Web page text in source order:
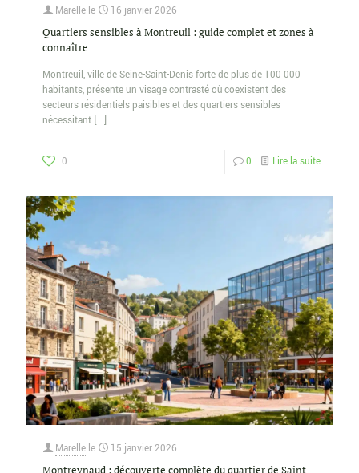
Marelle le 16 janvier 2026
Quartiers sensibles à Montreuil : guide complet et zones à
connaître
Montreuil, ville de Seine-Saint-Denis forte de plus de 100 000
habitants, présente un visage contrasté où coexistent des
secteurs résidentiels paisibles et des quartiers sensibles
nécessitant […]
0 0 Lire la suite
Marelle le 15 janvier 2026
Montreynaud : découverte complète du quartier de Saint-